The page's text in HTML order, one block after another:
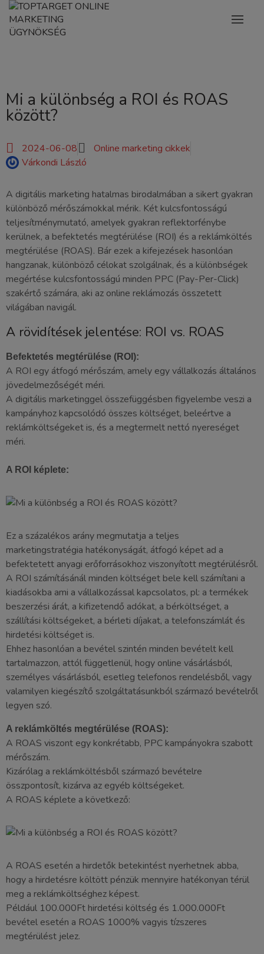
Mi a különbség a ROI és ROAS
között?
2024-06-08
Online marketing cikkek
Várkondi László
A digitális marketing hatalmas birodalmában a sikert gyakran
különböző mérőszámokkal mérik. Két kulcsfontosságú
teljesítménymutató, amelyek gyakran reflektorfénybe
kerülnek, a befektetés megtérülése (ROI) és a reklámköltés
megtérülése (ROAS). Bár ezek a kifejezések hasonlóan
hangzanak, különböző célokat szolgálnak, és a különbségek
megértése kulcsfontosságú minden PPC (Pay-Per-Click)
szakértő számára, aki az online reklámozás összetett
világában navigál.
A rövidítések jelentése: ROI vs. ROAS
Befektetés megtérülése (ROI):
A ROI egy átfogó mérőszám, amely egy vállalkozás általános
jövedelmezőségét méri.
A digitális marketinggel összefüggésben figyelembe veszi a
kampányhoz kapcsolódó összes költséget, beleértve a
reklámköltségeket is, és a megtermelt nettó nyereséget
méri.
A ROI képlete:
Ez a százalékos arány megmutatja a teljes
marketingstratégia hatékonyságát, átfogó képet ad a
befektetett anyagi erőforrásokhoz viszonyított megtérülésről.
A ROI számításánál minden költséget bele kell számítani a
kiadásokba ami a vállalkozással kapcsolatos, pl: a termékek
beszerzési árát, a kifizetendő adókat, a bérköltséget, a
szállítási költségeket, a bérleti díjakat, a telefonszámlát és
hirdetési költséget is.
Ehhez hasonlóan a bevétel szintén minden bevételt kell
tartalmazzon, attól függetlenül, hogy online vásárlásból,
személyes vásárlásból, esetleg telefonos rendelésből, vagy
valamilyen kiegészítő szolgáltatásunkból származó bevételről
legyen szó.
A reklámköltés megtérülése (ROAS):
A ROAS viszont egy konkrétabb, PPC kampányokra szabott
mérőszám.
Kizárólag a reklámköltésből származó bevételre
összpontosít, kizárva az egyéb költségeket.
A ROAS képlete a következő:
A ROAS esetén a hirdetők betekintést nyerhetnek abba,
hogy a hirdetésre költött pénzük mennyire hatékonyan térül
meg a reklámköltséghez képest.
Például 100.000Ft hirdetési költség és 1.000.000Ft
bevétel esetén a ROAS 1000% vagyis tízszeres
megtérülést jelez.